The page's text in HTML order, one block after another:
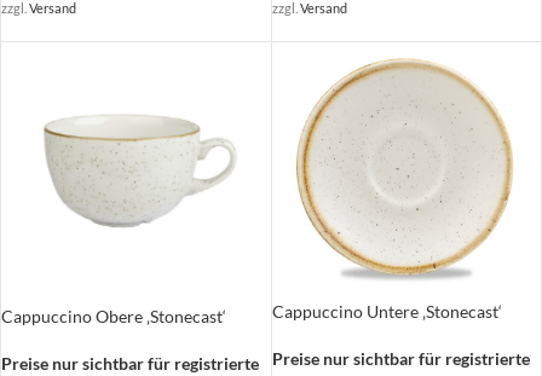
zzgl. Versand
zzgl. Versand
Cappuccino Obere ‚Stonecast‘
Preise nur sichtbar für registrierte
Cappuccino Untere ‚Stonecast‘
Preise nur sichtbar für registrierte